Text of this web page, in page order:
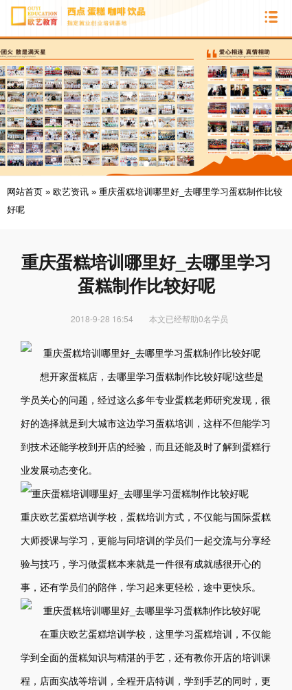
网站首页 » 欧艺资讯 » 重庆蛋糕培训哪里好_去哪里学习蛋糕制作比较
好呢
重庆蛋糕培训哪里好_去哪里学习
蛋糕制作比较好呢
2018-9-28 16:54 本文已经帮助0名学员
想开家蛋糕店，去哪里学习蛋糕制作比较好呢!这些是
学员关心的问题，经过这么多年专业蛋糕老师研究发现，很
好的选择就是到大城市这边学习蛋糕培训，这样不但能学习
到技术还能学校到开店的经验，而且还能及时了解到蛋糕行
业发展动态变化。
重庆欧艺蛋糕培训学校，蛋糕培训方式，不仅能与国际蛋糕
大师授课与学习，更能与同培训的学员们一起交流与分享经
验与技巧，学习做蛋糕本来就是一件很有成就感很开心的
事，还有学员们的陪伴，学习起来更轻松，途中更快乐。
在重庆欧艺蛋糕培训学校，这里学习蛋糕培训，不仅能
学到全面的蛋糕知识与精湛的手艺，还有教你开店的培训课
程，店面实战等培训，全程开店特训，学到手艺的同时，更